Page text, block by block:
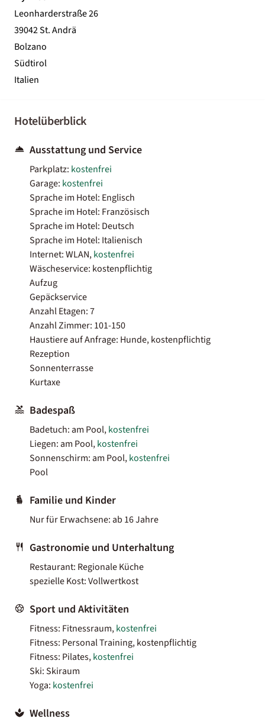
Leonharderstraße 26
39042 St. Andrä
Bolzano
Südtirol
Italien
Hotelüberblick
Ausstattung und Service
Parkplatz: kostenfrei
Garage: kostenfrei
Sprache im Hotel: Englisch
Sprache im Hotel: Französisch
Sprache im Hotel: Deutsch
Sprache im Hotel: Italienisch
Internet: WLAN,kostenfrei
Wäscheservice: kostenpflichtig
Aufzug
Gepäckservice
Anzahl Etagen: 7
Anzahl Zimmer: 101-150
Haustiere auf Anfrage: Hunde, kostenpflichtig
Rezeption
Sonnenterrasse
Kurtaxe
Badespaß
Badetuch: am Pool,kostenfrei
Liegen: am Pool,kostenfrei
Sonnenschirm: am Pool,kostenfrei
Pool
Familie und Kinder
Nur für Erwachsene: ab 16 Jahre
Gastronomie und Unterhaltung
Restaurant: Regionale Küche
spezielle Kost: Vollwertkost
Sport und Aktivitäten
Fitness: Fitnessraum,kostenfrei
Fitness: Personal Training, kostenpflichtig
Fitness: Pilates,kostenfrei
Ski: Skiraum
Yoga: kostenfrei
Wellness